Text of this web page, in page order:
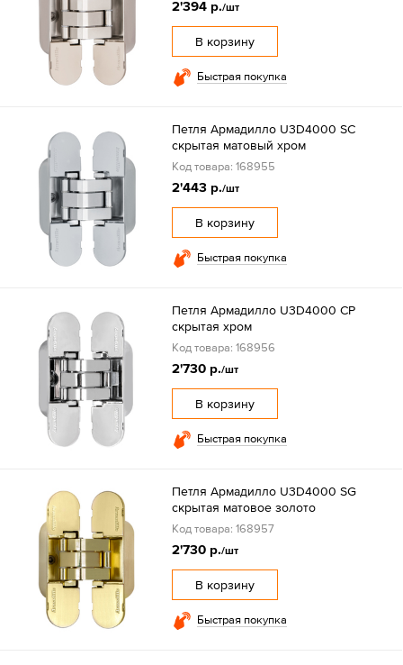
2'394 р./шт
В корзину
Быстрая покупка
Петля Армадилло U3D4000 SC
скрытая матовый хром
Код товара: 168955
2'443 р./шт
В корзину
Быстрая покупка
Петля Армадилло U3D4000 CP
скрытая хром
Код товара: 168956
2'730 р./шт
В корзину
Быстрая покупка
Петля Армадилло U3D4000 SG
скрытая матовое золото
Код товара: 168957
2'730 р./шт
В корзину
Быстрая покупка